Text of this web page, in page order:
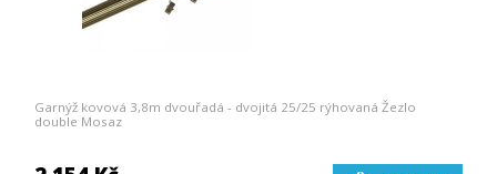
Garnýž kovová 3,8m dvouřadá - dvojitá 25/25 rýhovaná Žezlo
double Mosaz